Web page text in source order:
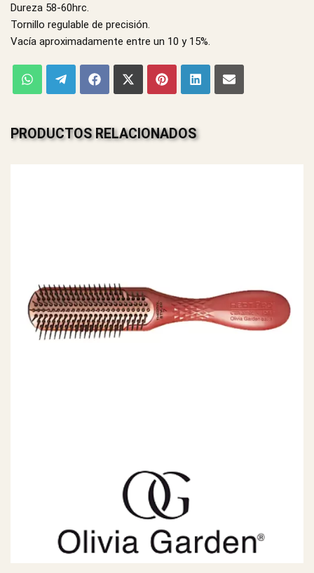
Dureza 58-60hrc.
Tornillo regulable de precisión.
Vacía aproximadamente entre un 10 y 15%.
PRODUCTOS RELACIONADOS